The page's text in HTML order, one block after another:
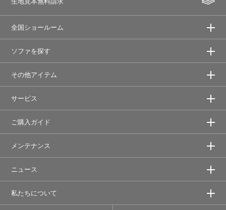
全国ショールーム
ソファを探す
その他アイテム
サービス
ご購入ガイド
メンテナンス
ニュース
私たちについて